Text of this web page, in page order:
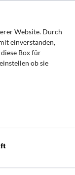
Website. Durch
einverstanden,
Box für
ob sie